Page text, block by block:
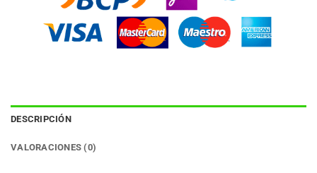
DESCRIPCIÓN
VALORACIONES (0)